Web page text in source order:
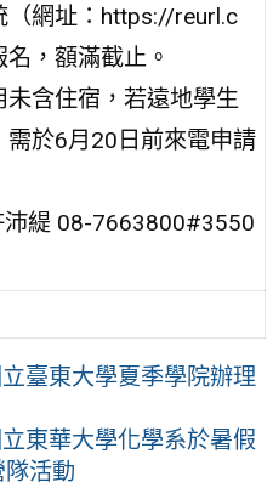
（網址：https://reurl.c
，額滿截止。
未含住宿，若遠地學生
需於6月20日前來電申請
沛緹 08-7663800#3550
立臺東大學夏季學院辦理
立東華大學化學系於暑假
活動